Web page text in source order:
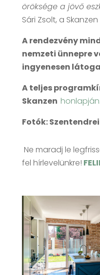
öröksége a jövő
Sári Zsolt, a
A rendezvény
nemzeti ünnepre
ingyenesen
A teljes
Skanzen honlapján
Fotók:
Ne maradj le
fel hírlevelünkre!